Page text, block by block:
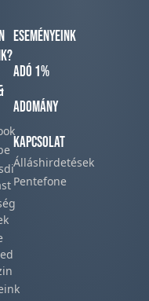
Eseményeink
Adó 1%
Adomány
Kapcsolat
Álláshirdetések
Pentefone